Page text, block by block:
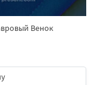
Венок